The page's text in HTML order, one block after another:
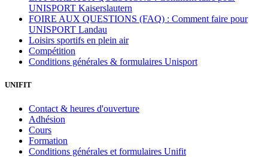
UNISPORT Kaiserslautern
FOIRE AUX QUESTIONS (FAQ) : Comment faire pour
UNISPORT Landau
Loisirs sportifs en plein air
Compétition
Conditions générales & formulaires Unisport
UNIFIT
Contact & heures d'ouverture
Adhésion
Cours
Formation
Conditions générales et formulaires Unifit